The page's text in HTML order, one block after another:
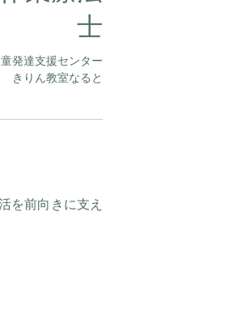
士
童発達支援センター
きりん教室なると
を前向きに支え